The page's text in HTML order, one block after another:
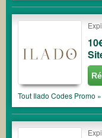
Tout Ilado Codes Promo »